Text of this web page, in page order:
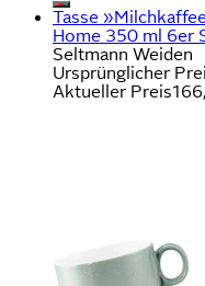
Tasse
Home 350 ml 6er
Seltmann Weiden
Ursprünglicher
Aktueller Preis